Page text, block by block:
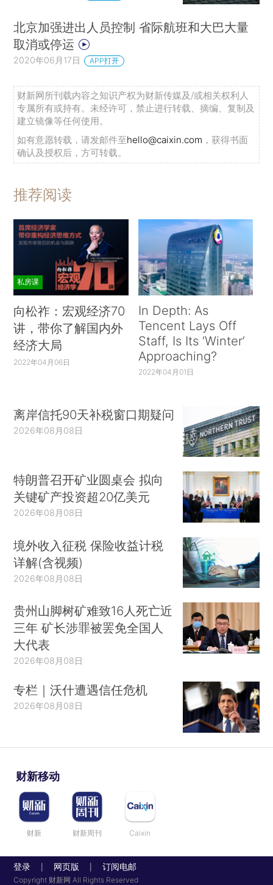
北京加强进出人员控制 省际航班和大巴大量
取消或停运
2020年06月17日 APP打开
财新网所刊载内容之知识产权为财新传媒及/或相关权利人
专属所有或持有。未经许可，禁止进行转载、摘编、复制及
建立镜像等任何使用。
如有意愿转载，请发邮件至hello@caixin.com ，获得书面
确认及授权后，方可转载。
推荐阅读
私房课
向松祚：宏观经济70
讲，带你了解国内外
经济大局
2022年04月06日
In Depth: As
Tencent Lays Off
Staff, Is Its ‘Winter’
Approaching?
2022年04月01日
离岸信托90天补税窗口期疑问
2026年08月08日
特朗普召开矿业圆桌会 拟向
关键矿产投资超20亿美元
2026年08月08日
境外收入征税 保险收益计税
详解(含视频)
2026年08月08日
贵州山脚树矿难致16人死亡近
三年 矿长涉罪被罢免全国人
大代表
2026年08月08日
专栏｜沃什遭遇信任危机
2026年08月08日
财新移动
财新 财新周刊 Caixin
登录 网页版 订阅电邮
Copyright 财新网 All Rights Reserved